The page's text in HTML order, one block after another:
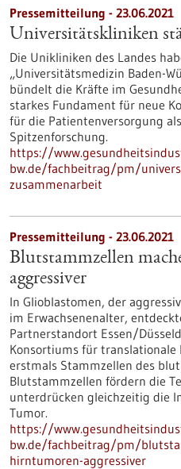
Pressemitteilung - 23.06.2021
Universitätskliniken
Die Unikliniken des Landes
„Universitätsmedizin Baden-
bündelt die Kräfte im
starkes Fundament für neue
für die Patientenversorgung
Spitzenforschung.
https://
bw.de/fachbeitrag/pm/
zusammenarbeit
Pressemitteilung - 23.06.2021
Blutstammzellen
aggressiver
In Glioblastomen, der
im Erwachsenenalter,
Partnerstandort Essen/
Konsortiums für translationale
erstmals Stammzellen des
Blutstammzellen fördern die
unterdrücken gleichzeitig die
Tumor.
https://
bw.de/fachbeitrag/pm/
hirntumoren-aggressiver